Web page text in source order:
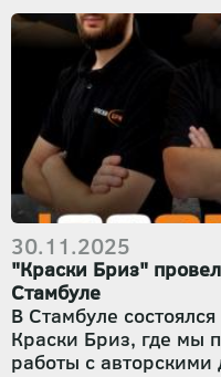
становятся
партнёр,
Евгений Султанов
,
обучение по
Мероприятие стало
опытом, отработки
демонстрации
материалов«Краски
30.11.2025
"Краски Бриз"
Стамбуле
В Стамбуле
Краски Бриз, где мы
работы с